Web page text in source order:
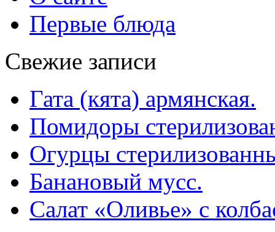
Первые блюда
Свежие записи
Гата (кята) армянская.
Помидоры
Огурцы
Банановый мусс.
Салат «Оливье» с